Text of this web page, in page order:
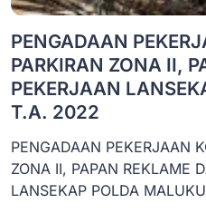
PENGADAAN
PARKIRAN ZONA II,
PEKERJAAN
T.A. 2022
PENGADAAN PEKERJAAN
ZONA II, PAPAN REKLAME
LANSEKAP POLDA